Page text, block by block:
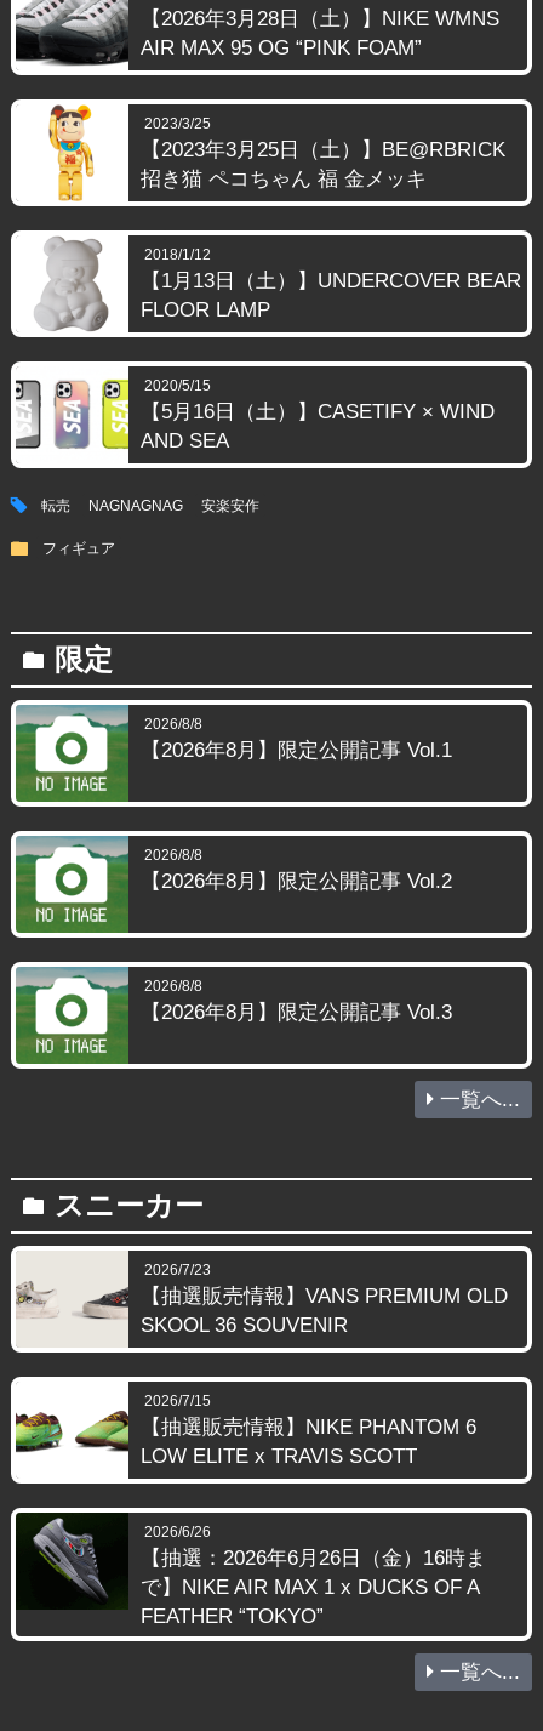
【2026年3月28日（土）】NIKE WMNS
AIR MAX 95 OG “PINK FOAM”
2023/3/25
【2023年3月25日（土）】BE@RBRICK
招き猫 ペコちゃん 福 金メッキ
2018/1/12
【1月13日（土）】UNDERCOVER BEAR
FLOOR LAMP
2020/5/15
【5月16日（土）】CASETIFY × WIND
AND SEA
tag 転売 NAGNAGNAG 安楽安作
folder フィギュア
folder 限定
2026/8/8
【2026年8月】限定公開記事 Vol.1
2026/8/8
【2026年8月】限定公開記事 Vol.2
2026/8/8
【2026年8月】限定公開記事 Vol.3
一覧へ...
folder スニーカー
2026/7/23
【抽選販売情報】VANS PREMIUM OLD
SKOOL 36 SOUVENIR
2026/7/15
【抽選販売情報】NIKE PHANTOM 6
LOW ELITE x TRAVIS SCOTT
2026/6/26
【抽選：2026年6月26日（金）16時ま
で】NIKE AIR MAX 1 x DUCKS OF A
FEATHER “TOKYO”
一覧へ...